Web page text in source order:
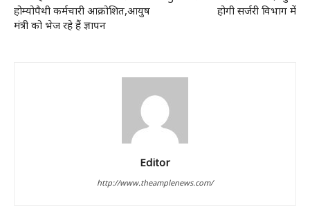
होम्योपैथी कर्मचारी आक्रोशित,आयुष
मंत्री को भेज रहे हैं ज्ञापन
होगी सर्जरी विभाग में
Editor
http://www.theamplenews.com/